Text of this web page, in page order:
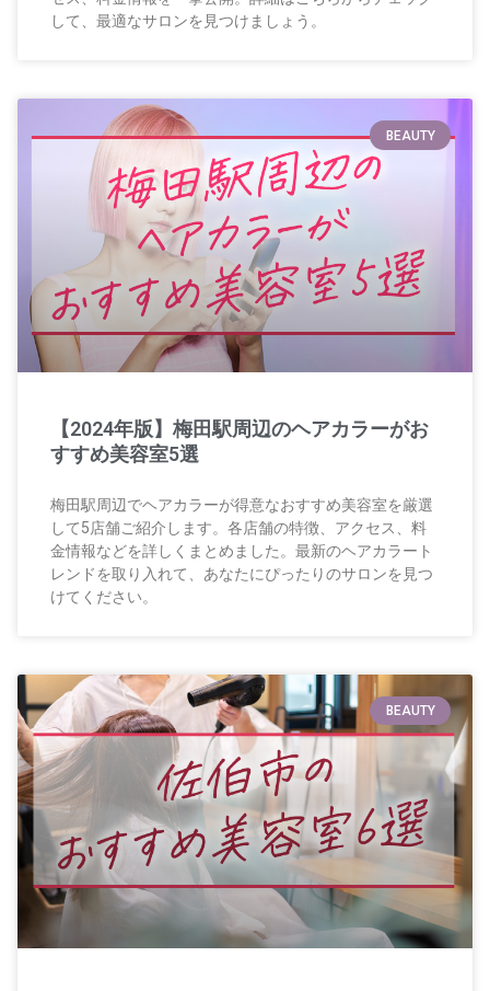
して、最適なサロンを見つけましょう。
BEAUTY
【2024年版】梅田駅周辺のヘアカラーがお
すすめ美容室5選
梅田駅周辺でヘアカラーが得意なおすすめ美容室を厳選
して5店舗ご紹介します。各店舗の特徴、アクセス、料
金情報などを詳しくまとめました。最新のヘアカラート
レンドを取り入れて、あなたにぴったりのサロンを見つ
けてください。
BEAUTY